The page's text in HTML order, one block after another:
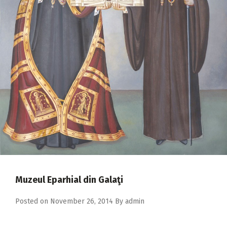
2022
2021
2020
2019
2018
2017
2016
2015
2014
Muzeul Eparhial din Galaţi
Posted on November 26, 2014 By admin